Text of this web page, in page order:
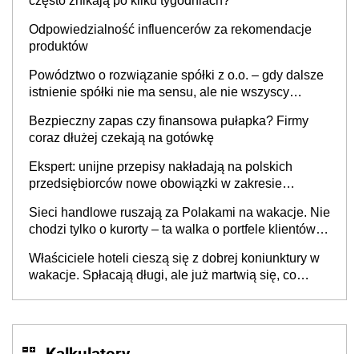
Odpowiedzialność influencerów za rekomendacje
produktów
Powództwo o rozwiązanie spółki z o.o. – gdy dalsze
istnienie spółki nie ma sensu, ale nie wszyscy
Bezpieczny zapas czy finansowa pułapka? Firmy
coraz dłużej czekają na gotówkę
Ekspert: unijne przepisy nakładają na polskich
przedsiębiorców nowe obowiązki w zakresie
Sieci handlowe ruszają za Polakami na wakacje. Nie
chodzi tylko o kurorty – ta walka o portfele klientów
cichu
Właściciele hoteli cieszą się z dobrej koniunktury w
wakacje. Spłacają długi, ale już martwią się, co